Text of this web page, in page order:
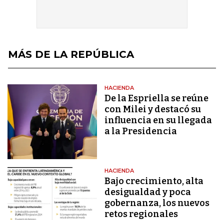
MÁS DE LA REPÚBLICA
HACIENDA
De la Espriella se reúne
con Milei y destacó su
influencia en su llegada
a la Presidencia
HACIENDA
Bajo crecimiento, alta
desigualdad y poca
gobernanza, los nuevos
retos regionales